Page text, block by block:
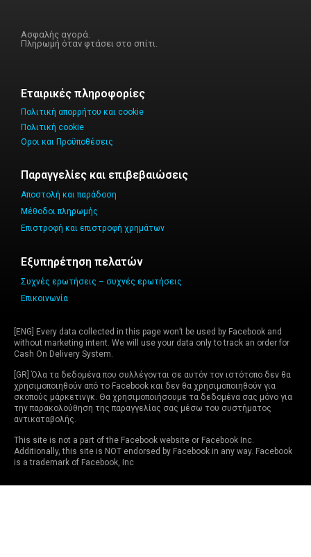
Ασφαλής αγορά.
Πληρωμή όταν φτάσει στο σπίτι.
Εταιρικές πληροφορίες
Πολιτική απορρήτου και cookie
Πολιτική cookie
Οροι και Προϋποθέσεις
Παραγγελίες και επιβεβαιώσεις
Αποστολή και παράδοση
Μέθοδοι πληρωμής
Επιστροφή και επιστροφή χρημάτων
Εξυπηρέτηση πελατών
Συχνές ερωτήσεις – συχνές ερωτήσεις
Επικοινωνία
[ENG] Every data collected in this page won’t be used by Facebook and
without marketing intent. We will use your data only to track an order for
Cash On Delivery System.
[GR] Όλα τα δεδομένα που συλλέγονται σε αυτόν τον ιστότοπο δεν θα
χρησιμοποιηθούν από το Facebook και δεν θα χρησιμοποιηθούν για
σκοπούς μάρκετινγκ. Θα χρησιμοποιήσουμε τα δεδομένα σας μόνο για
την παρακολούθηση της παραγγελίας σας μέσω του συστήματος
αντικαταβολής.
This site is not a part of the Facebook website or Facebook Inc.
Additionally, this site is NOT endorsed by Facebook in any way. Facebook
is a trademark of Facebook, Inc